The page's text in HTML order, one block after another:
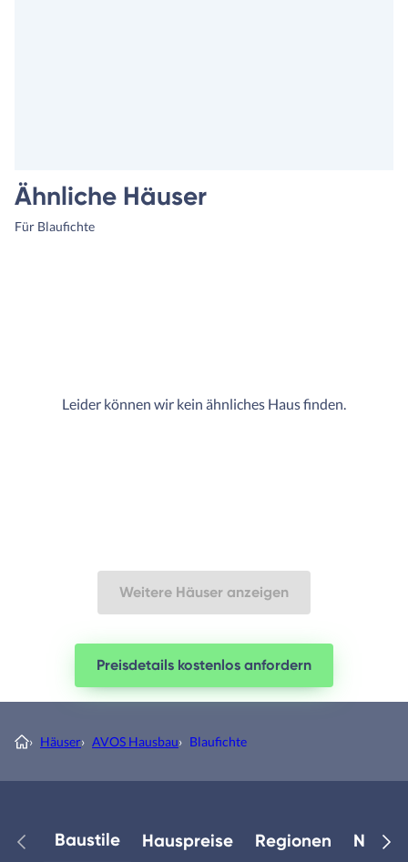
Ähnliche Häuser
Für Blaufichte
Leider können wir kein ähnliches Haus finden.
Weitere Häuser anzeigen
Preisdetails kostenlos anfordern
› Häuser› AVOS Hausbau› Blaufichte
Baustile Hauspreise Regionen